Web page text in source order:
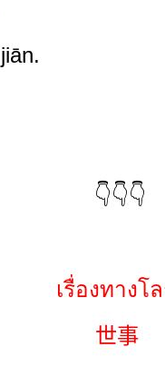
jiān.
👇👇👇
เรื่องทางโ
世事